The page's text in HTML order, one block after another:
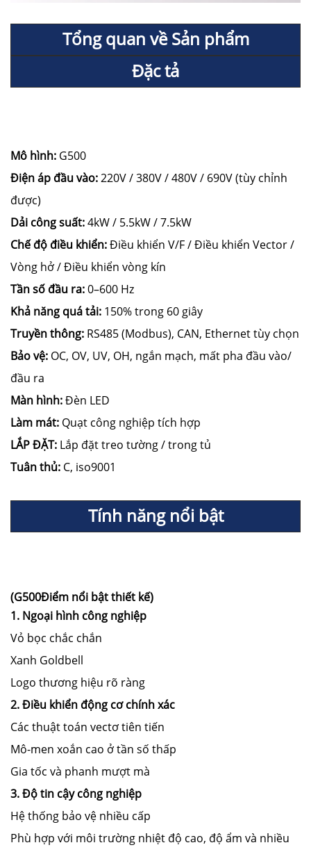
Tổng quan về Sản phẩm
Đặc tả
Mô hình: G500
Điện áp đầu vào:220V / 380V / 480V / 690V (tùy chỉnh
được)
Dải công suất:4kW / 5.5kW / 7.5kW
Chế độ điều khiển:Điều khiển V/F / Điều khiển Vector /
Vòng hở / Điều khiển vòng kín
Tần số đầu ra:0–600 Hz
Khả năng quá tải: 150% trong 60 giây
Truyền thông: RS485 (Modbus), CAN, Ethernet tùy chọn
Bảo vệ: OC, OV, UV, OH, ngắn mạch, mất pha đầu vào/
đầu ra
Màn hình:Đèn LED
Làm mát: Quạt công nghiệp tích hợp
LẮP ĐẶT: Lắp đặt treo tường / trong tủ
Tuân thủ: C, iso9001
Tính năng nổi bật
(G500Điểm nổi bật thiết kế)
1. Ngoại hình công nghiệp
Vỏ bọc chắc chắn
Xanh Goldbell
Logo thương hiệu rõ ràng
2. Điều khiển động cơ chính xác
Các thuật toán vectơ tiên tiến
Mô-men xoắn cao ở tần số thấp
Gia tốc và phanh mượt mà
3. Độ tin cậy công nghiệp
Hệ thống bảo vệ nhiều cấp
Phù hợp với môi trường nhiệt độ cao, độ ẩm và nhiều